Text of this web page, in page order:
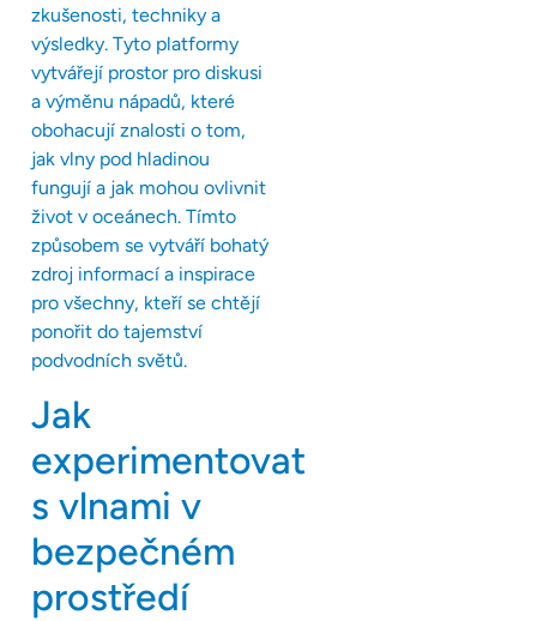
zkušenosti, techniky a
výsledky. Tyto platformy
vytvářejí prostor pro diskusi
a výměnu nápadů, které
obohacují znalosti o tom,
jak vlny pod hladinou
fungují a jak mohou ovlivnit
život v oceánech. Tímto
způsobem se vytváří bohatý
zdroj informací a inspirace
pro všechny, kteří se chtějí
ponořit do tajemství
podvodních světů.
Jak
experimentovat
s vlnami v
bezpečném
prostředí